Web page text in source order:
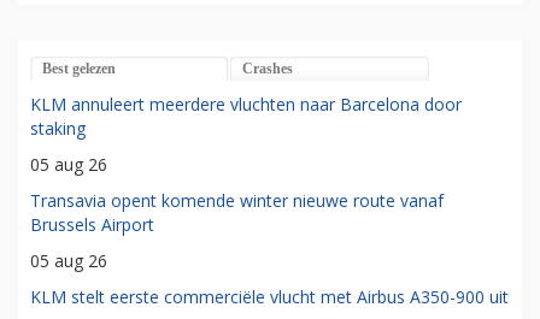
Best gelezen Crashes
KLM annuleert meerdere vluchten naar Barcelona door
staking
05 aug 26
Transavia opent komende winter nieuwe route vanaf
Brussels Airport
05 aug 26
KLM stelt eerste commerciële vlucht met Airbus A350-900 uit